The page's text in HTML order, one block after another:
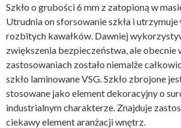
Szkło o grubości 6 mm z zatopioną w
Utrudnia on sforsowanie szkła i utrzymuje
rozbitych kawałków. Dawniej
zwiększenia bezpieczeństwa, ale obecnie
zastosowaniach zostało niemalże
szkło laminowane VSG. Szkło zbrojone
stosowane jako element dekoracyjny o
industrialnym charakterze. Znajduje
ciekawy element aranżacji wnętrz.